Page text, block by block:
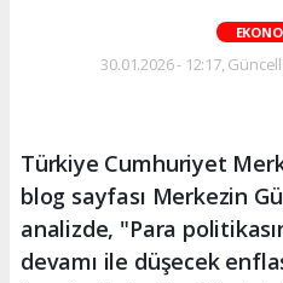
30.01.2026 - 12:17,
Türkiye Cumhuriyet
blog sayfası Merkezin
analizde, "Para
devamı ile düşecek